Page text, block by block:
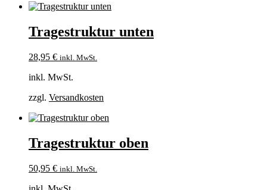
Tragestruktur unten
28,95 € inkl. MwSt.
inkl. MwSt.
zzgl. Versandkosten
Tragestruktur oben
50,95 € inkl. MwSt.